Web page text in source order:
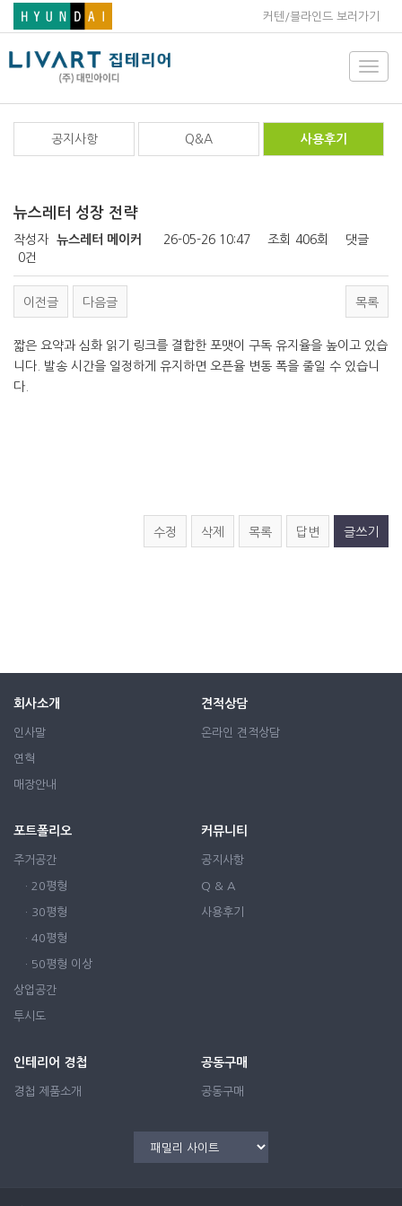
커텐/블라인드 보러가기
공지사항 Q&A 사용후기
뉴스레터 성장 전략
작성자 뉴스레터 메이커 26-05-26 10:47 조회 406회
댓글
0건
이전글 다음글 목록
짧은 요약과 심화 읽기 링크를 결합한 포맷이 구독 유지율을 높이고 있습
니다. 발송 시간을 일정하게 유지하면 오픈율 변동 폭을 줄일 수 있습니
다.
수정 삭제 목록 답변 글쓰기
회사소개
인사말
연혁
매장안내
견적상담
온라인 견적상담
포트폴리오
주거공간
· 20평형
· 30평형
· 40평형
· 50평형 이상
상업공간
투시도
커뮤니티
공지사항
Q & A
사용후기
인테리어 경첩
경첩 제품소개
공동구매
공동구매